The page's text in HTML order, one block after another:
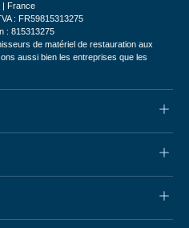
| France
: FR59815313275
: 815313275
de matériel de restauration aux
aussi bien les entreprises que les